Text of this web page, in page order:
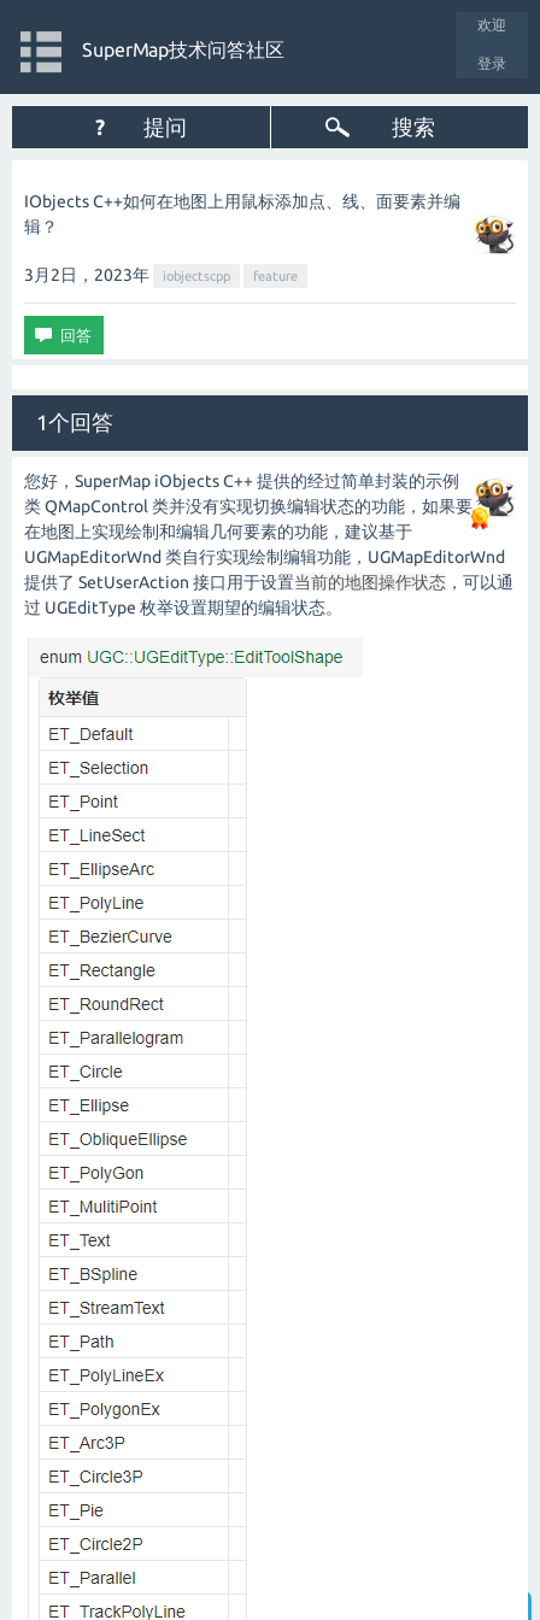
欢迎
登录
SuperMap技术问答社区
? 提问 搜索
IObjects C++如何在地图上用鼠标添加点、线、面要素并编
辑？
3月2日，2023年 iobjectscpp feature
1个回答
您好，SuperMap iObjects C++ 提供的经过简单封装的示例
类 QMapControl 类并没有实现切换编辑状态的功能，如果要
在地图上实现绘制和编辑几何要素的功能，建议基于
UGMapEditorWnd 类自行实现绘制编辑功能，UGMapEditorWnd
提供了 SetUserAction 接口用于设置当前的地图操作状态 ，可以通
过 UGEditType 枚举设置期望的编辑状态。